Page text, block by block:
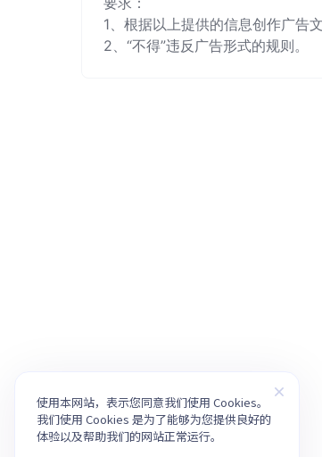
1、根据以上提供的信息创作广告文
使用本网站，表示您同意我们使用 Cookies。
我们使用 Cookies 是为了能够为您提供良好的
体验以及帮助我们的网站正常运行。